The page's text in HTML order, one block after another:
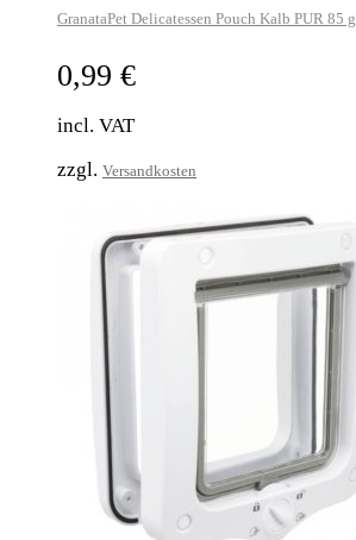
GranataPet Delicatessen Pouch Kalb PUR 85 g
0,99 €
incl. VAT
zzgl. Versandkosten